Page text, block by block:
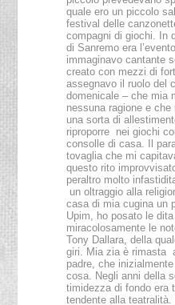
quale ero un piccolo
festival delle
compagni di giochi. In
di Sanremo era
immaginavo cantante
creato con mezzi di
assegnavo il ruolo del
domenicale – che mia
nessuna ragione e
una sorta di
riproporre nei giochi
consolle di casa. Il
tovaglia che mi
questo rito
peraltro molto
un oltraggio alla
casa di mia cugina un
Upim, ho posato le
miracolosamente le
Tony Dallara, della
giri. Mia zia è rimasta
padre, che
cosa. Negli anni della
timidezza di fondo era
tendente alla